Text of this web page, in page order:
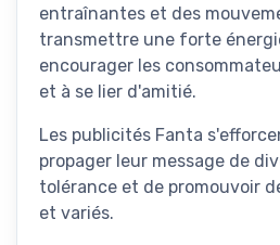
entraînantes et des
transmettre une forte
encourager les
et à se lier d'amitié.
Les publicités Fanta
propager leur message de
tolérance et de promouvoir
et variés.